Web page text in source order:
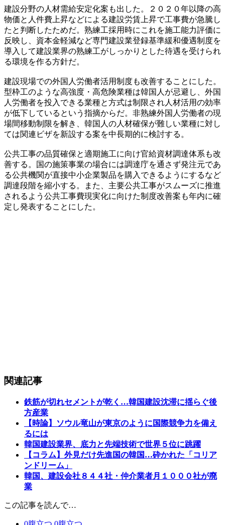
建設分野の人材需給安定化案も出した。２０２０年以降の高
物価と人件費上昇などによる建設労賃上昇で工事費が急騰し
たと判断したためだ。熟練工採用時にこれを施工能力評価に
反映し、資本金軽減など専門建設業登録基準緩和優遇制度を
導入して建設業界の熟練工がしっかりとした待遇を受けられ
る環境を作る方針だ。
建設現場での外国人労働者活用制度も改善することにした。
型枠工のような高強度・高危険業種は韓国人が忌避し、外国
人労働者を投入できる業種と方式は制限され人材活用の効率
が低下しているという指摘からだ。非熟練外国人労働者の現
場間移動制限を解き、韓国人の人材確保が難しい業種に対し
ては関連ビザを新設する案を中長期的に検討する。
公共工事の品質確保と適期施工に向け官給資材調達体系も改
善する。国の施策事業の場合には調達庁を通さず発注元であ
る公共機関が直接中小企業製品を購入できるようにするなど
調達段階を縮小する。また、主要公共工事がスムーズに推進
されるよう公共工事費現実化に向けた制度改善案も年内に確
定し発表することにした。
関連記事
鉄筋が切れセメントが乾く…韓国建設沈滞に揺らぐ後
方産業
【時論】ソウル竜山が東京のように国際競争力を備え
るには
韓国建設業界、底力と先端技術で世界５位に跳躍
【コラム】外見だけ先進国の韓国…砕かれた「コリア
ンドリーム」
韓国、建設会社８４４社・仲介業者月１０００社が廃
業
この記事を読んで…